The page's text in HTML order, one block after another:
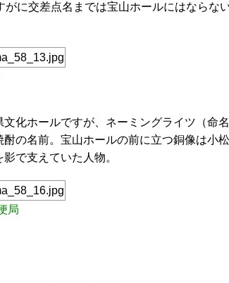
に交差点名までは宝山ホールにはならな
化ホールですが、ネーミングライツ（命
の名前。宝山ホールの前に立つ銅像は小
で支えていた人物。
局